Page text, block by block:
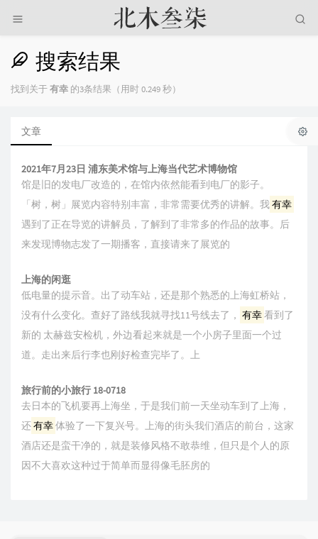
搜索结果
找到关于有幸 的3条结果（用时 0.249 秒）
文章
2021年7月23日 浦东美术馆与上海当代艺术博物馆
馆是旧的发电厂改造的，在馆内依然能看到电厂的影子。
「树，树」展览内容特别丰富，非常需要优秀的讲解。我有幸
遇到了正在导览的讲解员，了解到了非常多的作品的故事。后
来发现博物志发了一期播客，直接请来了展览的
上海的闲逛
低电量的提示音。出了动车站，还是那个熟悉的上海虹桥站，
没有什么变化。查好了路线我就寻找11号线去了， 有幸看到了
新的 太赫兹安检机，外边看起来就是一个小房子里面一个过
道。走出来后行李也刚好检查完毕了。上
旅行前的小旅行 18-0718
去日本的飞机要再上海坐，于是我们前一天坐动车到了上海，
还有幸体验了一下复兴号。上海的街头我们酒店的前台，这家
酒店还是蛮干净的，就是装修风格不敢恭维，但只是个人的原
因不大喜欢这种过于简单而显得像毛胚房的